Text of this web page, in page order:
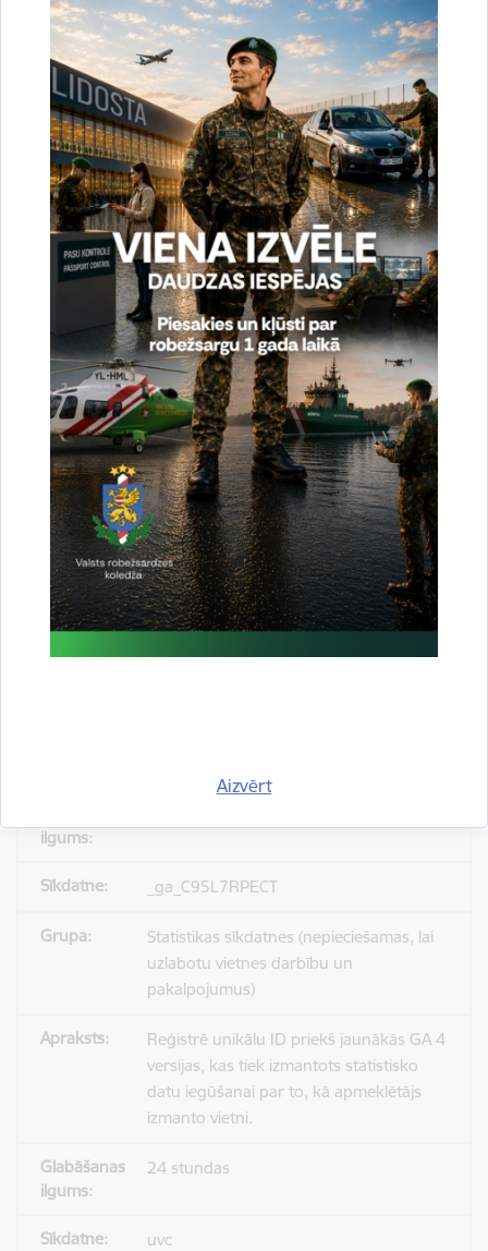
Aizvērt
uzlabotu vietnes darbību un
pakalpojumus)
Reģistrē unikālu ID, kas tiek izmantots
statistisko datu iegūšanai par to, kā
apmeklētājs izmanto vietni.
2 gadi
_gat
Statistikas sīkdatnes (nepieciešamas, lai
uzlabotu vietnes darbību un
pakalpojumus)
Izmanto Google Analytics, lai samazinātu
pieprasījuma līmeni.
1 minūte
_gid
Statistikas sīkdatnes (nepieciešamas, lai
uzlabotu vietnes darbību un
pakalpojumus)
_ga_C95L7RPECT
Statistikas sīkdatnes (nepieciešamas, lai
uzlabotu vietnes darbību un
pakalpojumus)
Reģistrē unikālu ID priekš jaunākās GA 4
versijas, kas tiek izmantots statistisko
datu iegūšanai par to, kā apmeklētājs
izmanto vietni.
24 stundas
uvc